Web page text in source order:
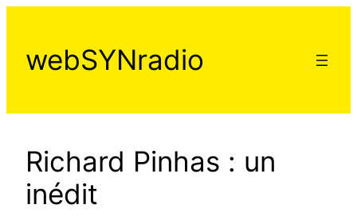
contenu
webSYNradio
Richard Pinhas : un
inédit